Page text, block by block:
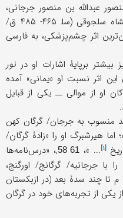
عبدالله بن منصور جرجانی،
جراح و چشم‌پزشک ایرانی روزگار ملکشاه سلجوقی (سل‍ ۴۶۵- ۴۸۵ ق/
اثر چشم‌پزشکی، به فارسی
برپایۀ اشارات او در نور
اثر نسبت او «یمانی» آمده
او از موالی ــ یکی از قبایل
منسوب به جرجان/ گرگان کهن
هیرشبرگ او را «زادۀ گرگان/
[۱] ... »، 61 58 ,، «درس‌نامه‌ها
جرجانیه/ گرگانج/ اورگنج،
تخت‌گاه خـوارزم از اواخر سدۀ ۴ ق/ ۱۰ م تا چند سدۀ بعد (در ازبکستان
یکی از تجربه‌های خود در گرگان